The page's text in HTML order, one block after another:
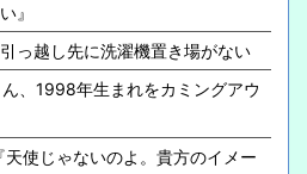
』
っ越し先に洗濯機置き場がない
、1998年生まれをカミングアウ
天使じゃないのよ。貴方のイメー